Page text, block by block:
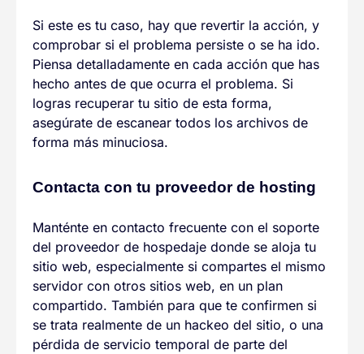
Si este es tu caso, hay que revertir la acción, y
comprobar si el problema persiste o se ha ido.
Piensa detalladamente en cada acción que has
hecho antes de que ocurra el problema. Si
logras recuperar tu sitio de esta forma,
asegúrate de escanear todos los archivos de
forma más minuciosa.
Contacta con tu proveedor de hosting
Manténte en contacto frecuente con el soporte
del proveedor de hospedaje donde se aloja tu
sitio web, especialmente si compartes el mismo
servidor con otros sitios web, en un plan
compartido. También para que te confirmen si
se trata realmente de un hackeo del sitio, o una
pérdida de servicio temporal de parte del